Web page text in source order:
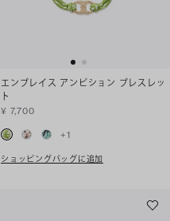
エンブレイス アンビション ブレスレッ
ト
¥ 7,700
+1
ショッピングバッグに追加